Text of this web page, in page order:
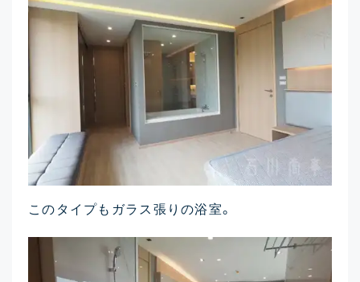
このタイプもガラス張りの浴室。